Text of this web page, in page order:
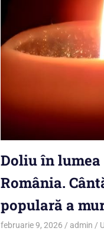
Doliu în
România.
populară a
februarie 9, 2026 admin